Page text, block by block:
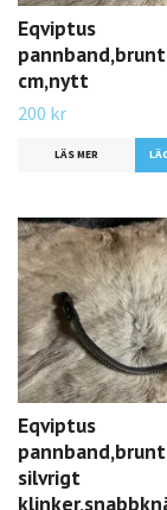
Eqviptus
cm,nytt
200 kr
LÄS MER
Eqviptus
silvrigt